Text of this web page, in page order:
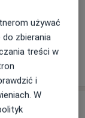
300 zł
używać
zbierania
treści w
i
W